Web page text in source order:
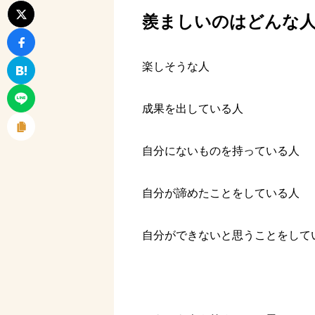
羨ましいのはどんな
楽しそうな人
成果を出している人
自分にないものを持っている人
自分が諦めたことをしている人
自分ができないと思うことをして